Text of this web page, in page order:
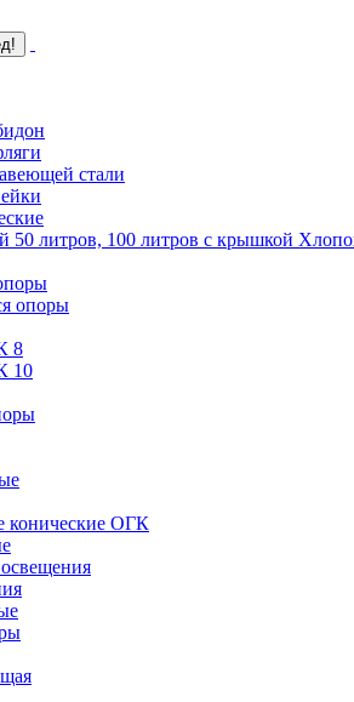
стали
50 литров, 100 литров с крышкой
опоры
8
10
конические ОГК